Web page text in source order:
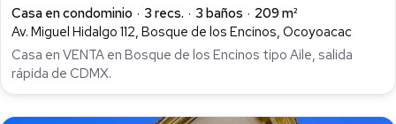
Casa en condominio
3 recs. 3 baños
209 m²
Av. Miguel Hidalgo 112, Bosque de los Encinos, Ocoyoacac
Casa en VENTA en Bosque de los Encinos tipo Aile, salida
rápida de CDMX.